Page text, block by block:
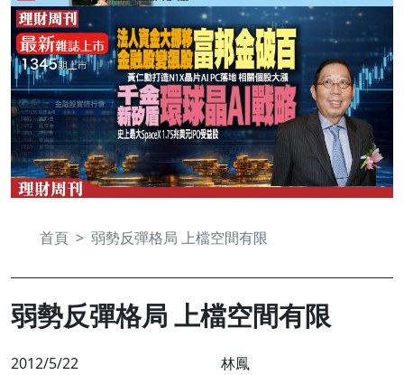
首頁 弱勢反彈格局 上檔空間有限
弱勢反彈格局 上檔空間有限
2012/5/22 林鳳